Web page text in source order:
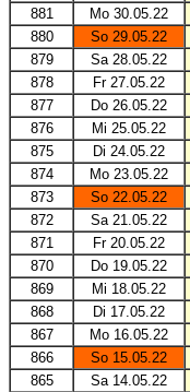
881
Mo 30.05.22
880
So 29.05.22
879
Sa 28.05.22
878
Fr 27.05.22
877
Do 26.05.22
876
Mi 25.05.22
875
Di 24.05.22
874
Mo 23.05.22
873
So 22.05.22
872
Sa 21.05.22
871
Fr 20.05.22
870
Do 19.05.22
869
Mi 18.05.22
868
Di 17.05.22
867
Mo 16.05.22
866
So 15.05.22
865
Sa 14.05.22